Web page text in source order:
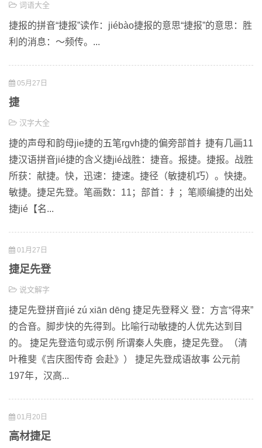
词语大全
捷报的拼音“捷报”读作：jiébào捷报的意思“捷报”的意思：胜
利的消息：～频传。...
05月27日
捷
汉字大全
捷的声母和韵母jie捷的五笔rgvh捷的偏旁部首扌捷有几画11
捷汉语拼音jié捷的含义捷jié战胜：捷音。报捷。捷报。战胜
所获：献捷。快，迅速：捷速。捷径（敏捷机巧）。快捷。
敏捷。捷足先登。笔画数：11；部首：扌；笔顺编捷的出处
捷jié【名...
01月27日
捷足先登
说文解字
捷足先登拼音jié zú xiān dēng 捷足先登释义 登：方言“得来”
的合音。脚步快的先得到。比喻行动敏捷的人优先达到目
的。 捷足先登造句或示例 所谓秦人失鹿，捷足先登。（清
叶稚斐《吉庆图传奇 会赴》） 捷足先登成语故事 公元前
197年，汉高...
01月20日
高材捷足